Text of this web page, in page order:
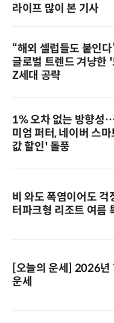
라이프 많이 본 기사
“해외 셀럽들도 붙인
글로벌 트렌드 겨냥한
Z세대 공략
1% 오차 없는 방향성
미엄 퍼터, 네이버 스
값 할인' 돌풍
비 와도 폭염이어도
터파크형 리조트 여름
[오늘의 운세] 2026년
운세